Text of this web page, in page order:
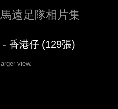
遠足隊相片集
香港仔 (129張)
view.